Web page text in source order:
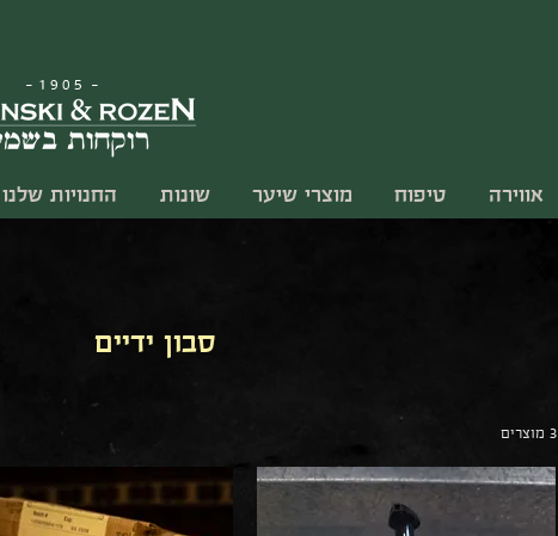
- 1905 -
אווירה טיפוח מוצרי שיער שונות החנויות שלנו
סבון ידיים
3 מוצרים